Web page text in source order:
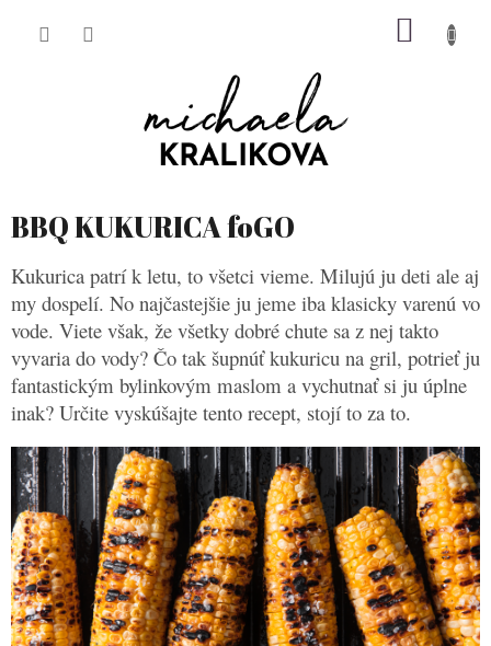
KOŠÍK
BBQ KUKURICA foGO
Kukurica patrí k letu, to všetci vieme. Milujú ju deti ale aj
my dospelí. No najčastejšie ju jeme iba klasicky varenú vo
vode. Viete však, že všetky dobré chute sa z nej takto
vyvaria do vody? Čo tak šupnúť kukuricu na gril, potrieť ju
fantastickým bylinkovým maslom a vychutnať si ju úplne
inak? Určite vyskúšajte tento recept, stojí to za to.